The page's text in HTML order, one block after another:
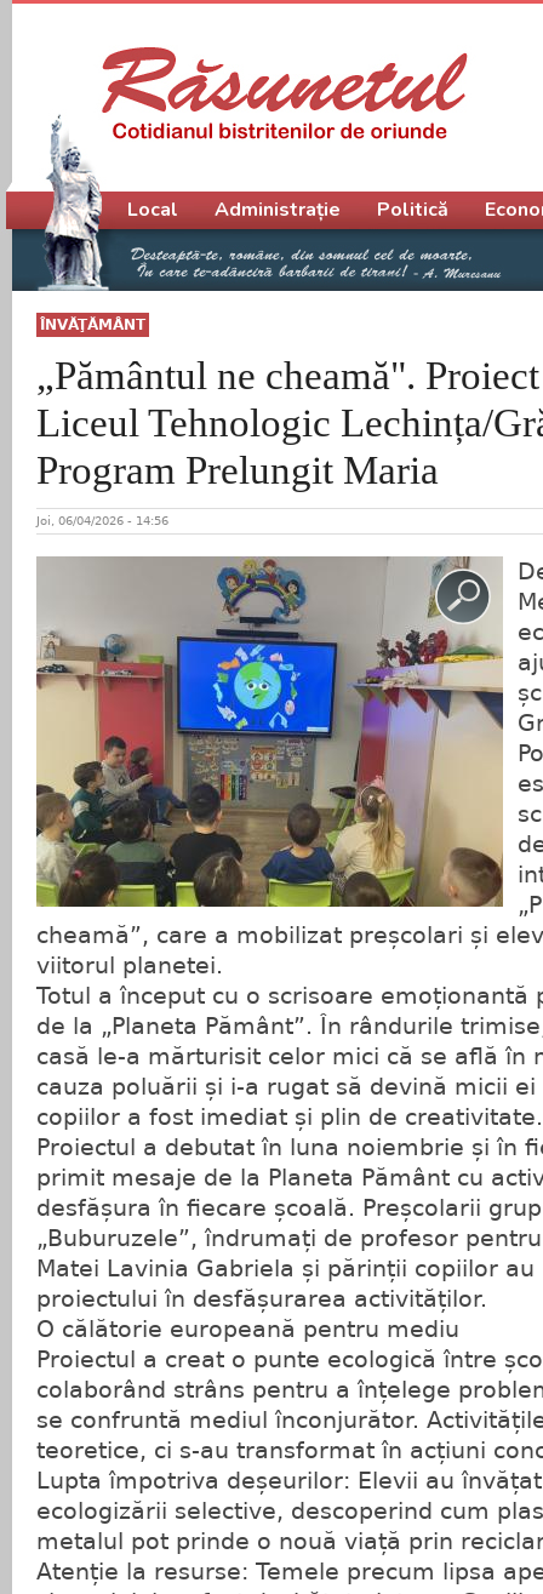
ÎNVĂŢĂMÂNT
„Pământul ne cheamă".
Liceul Tehnologic Lechința/
Program Prelungit Maria
Joi, 06/04/2026 - 14:56
cheamă”, care a mobilizat preșcolari și
viitorul planetei.
Totul a început cu o scrisoare emoționantă
de la „Planeta Pământ”. În rândurile
casă le-a mărturisit celor mici că se află în
cauza poluării și i-a rugat să devină micii
copiilor a fost imediat și plin de creativitate.
Proiectul a debutat în luna noiembrie și în
primit mesaje de la Planeta Pământ cu
desfășura în fiecare școală. Preșcolarii
„Buburuzele”, îndrumați de profesor
Matei Lavinia Gabriela și părinții copiilor
proiectului în desfășurarea activităților.
O călătorie europeană pentru mediu
Proiectul a creat o punte ecologică între
colaborând strâns pentru a înțelege
se confruntă mediul înconjurător.
teoretice, ci s-au transformat în acțiuni
Lupta împotriva deșeurilor: Elevii au
ecologizării selective, descoperind cum
metalul pot prinde o nouă viață prin
Atenție la resurse: Temele precum lipsa
Meniu principal
Local Administrație Politică